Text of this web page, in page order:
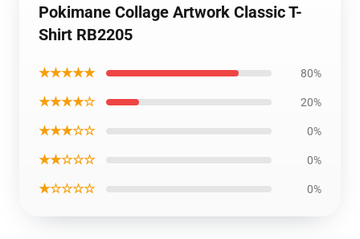
Pokimane Collage Artwork Classic T-
Shirt RB2205
★★★★★ 80%
★★★★☆ 20%
★★★☆☆ 0%
★★☆☆☆ 0%
★☆☆☆☆ 0%